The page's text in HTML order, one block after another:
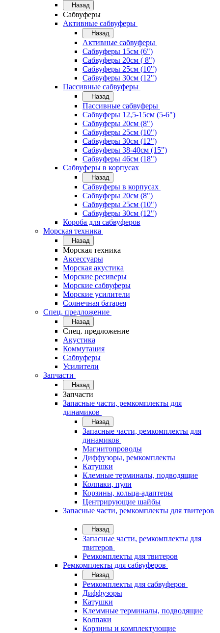
Назад
Сабвуферы
Активные сабвуферы
Назад
Активные сабвуферы
Сабвуферы 15см (6")
Сабвуферы 20см ( 8")
Сабвуферы 25см (10")
Сабвуферы 30см (12")
Пассивные сабвуферы
Назад
Пассивные сабвуферы
Сабвуферы 12,5-15см (5-6")
Сабвуферы 20см (8")
Сабвуферы 25см (10")
Сабвуферы 30см (12")
Сабвуферы 38-40см (15")
Сабвуферы 46см (18")
Сабвуферы в корпусах
Назад
Сабвуферы в корпусах
Сабвуферы 20см (8")
Сабвуферы 25см (10")
Сабвуферы 30см (12")
Короба для сабвуферов
Морская техника
Назад
Морская техника
Аксессуары
Морская акустика
Морские ресиверы
Морские сабвуферы
Морские усилители
Солнечная батарея
Спец. предложение
Назад
Спец. предложение
Акустика
Коммутация
Сабвуферы
Усилители
Запчасти
Назад
Запчасти
Запасные части, ремкомплекты для
динамиков
Назад
Запасные части, ремкомплекты для
динамиков
Магнитопроводы
Диффузоры, ремкомплекты
Катушки
Клемные терминалы, подводящие
Колпаки, пули
Корзины, кольца-адаптеры
Центрирующие шайбы
Запасные части, ремкомплекты для твитеров
Назад
Запасные части, ремкомплекты для
твитеров
Ремкомплекты для твитеров
Ремкомплекты для сабвуферов
Назад
Ремкомплекты для сабвуферов
Диффузоры
Катушки
Клеммные терминалы, подводящие
Колпаки
Корзины и комплектующие